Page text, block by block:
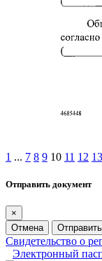
1 ... 7 8 9 10 11 12 13
Отправить документ
×
Отмена
Отправить
Свидетельство о
Электронный